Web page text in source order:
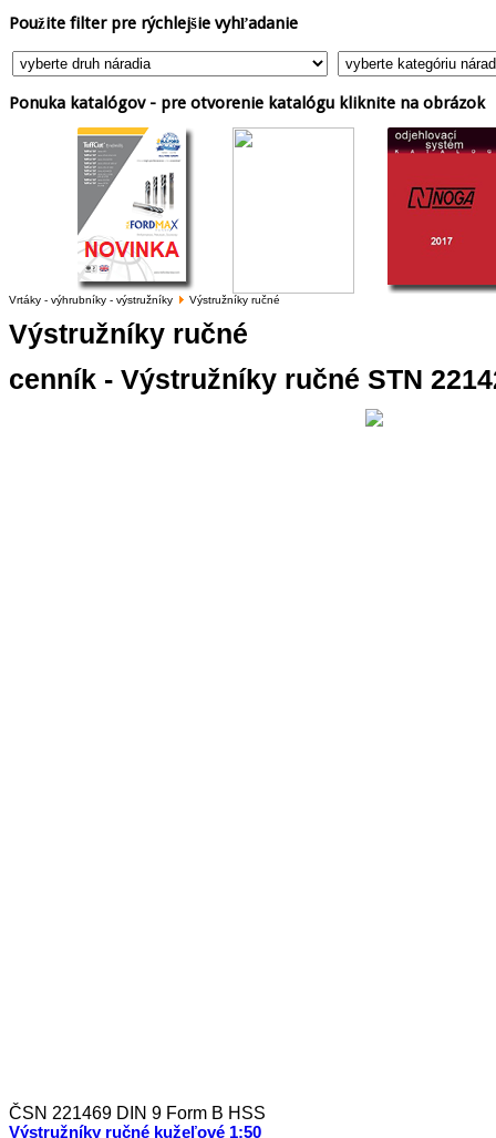
Použite filter pre rýchlejšie vyhľadanie
Ponuka katalógov - pre otvorenie katalógu kliknite na obrázok
Vrtáky - výhrubníky - výstružníky Výstružníky ručné
Výstružníky ručné
cenník - Výstružníky ručné STN
ČSN 221469 DIN 9 Form B HSS
Výstružníky ručné kužeľové 1:50